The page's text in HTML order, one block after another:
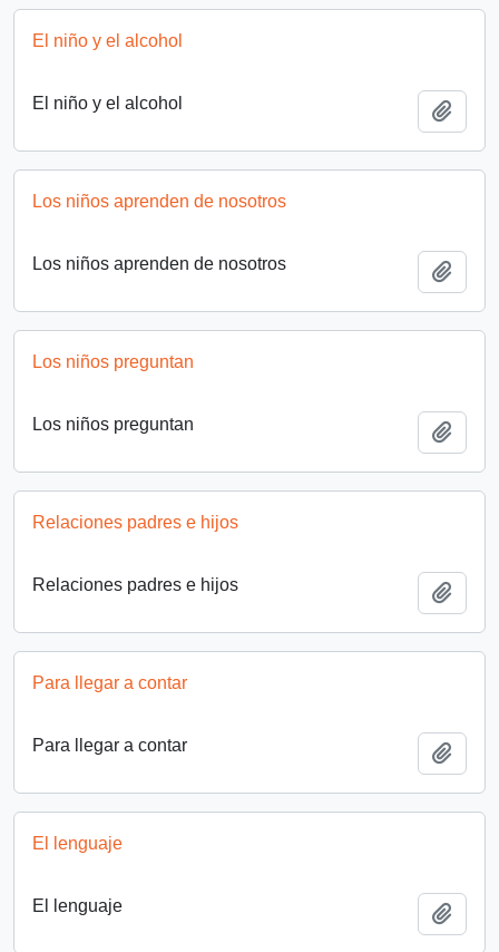
El niño y el alcohol
El niño y el alcohol
Los niños aprenden de nosotros
Los niños aprenden de nosotros
Los niños preguntan
Los niños preguntan
Relaciones padres e hijos
Relaciones padres e hijos
Para llegar a contar
Para llegar a contar
El lenguaje
El lenguaje